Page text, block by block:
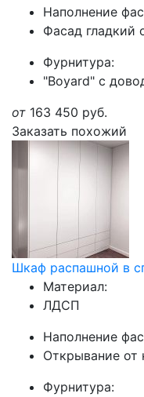
Наполнение
Фасад гладкий
Фурнитура:
"Boyard" с
от 163 450 руб.
Заказать похожий
Шкаф распашной в
Материал:
ЛДСП
Наполнение
Открывание от
Фурнитура: